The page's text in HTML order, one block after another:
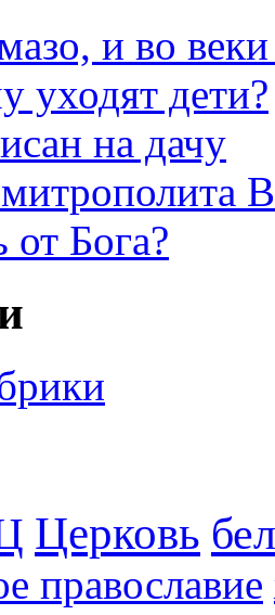
и во веки
уходят дети?
на дачу
от Бога?
Церковь
православие